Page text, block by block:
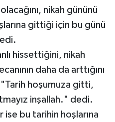
nikah gününü
gittiği için bu günü
hissettiğini, nikah
daha da arttığını
hoşumuza gitti,
inşallah." dedi.
ise bu tarihin hoşlarına